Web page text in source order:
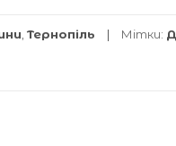
Тернопіль Мітки: